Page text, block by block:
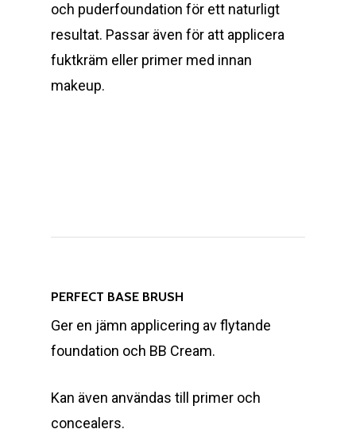
och puderfoundation för ett naturligt
resultat. Passar även för att applicera
fuktkräm eller primer med innan
makeup.
PERFECT BASE BRUSH
Ger en jämn applicering av flytande
foundation och BB Cream.
Kan även användas till primer och
concealers.